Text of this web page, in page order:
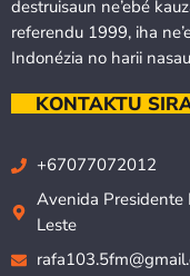
destruisaun ne’ebé
referendu 1999, iha
Indonézia no harii
KONTAKTU
+67077072012
Avenida Presidente
Leste